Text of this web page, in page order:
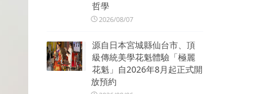
哲學
2026/08/07
源自日本宮城縣仙台市、頂
級傳統美學花魁體驗「極麗
花魁」自2026年8月起正式開
放預約